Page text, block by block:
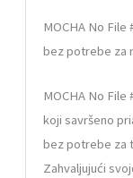
MOCHA No
bez potrebe za
MOCHA No
koji savršeno
bez potrebe za
Zahvaljujući